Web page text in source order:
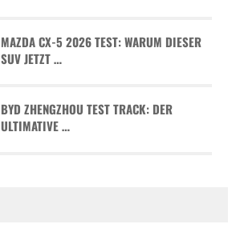
MAZDA CX-5 2026 TEST: WARUM DIESER
SUV JETZT …
BYD ZHENGZHOU TEST TRACK: DER
ULTIMATIVE …